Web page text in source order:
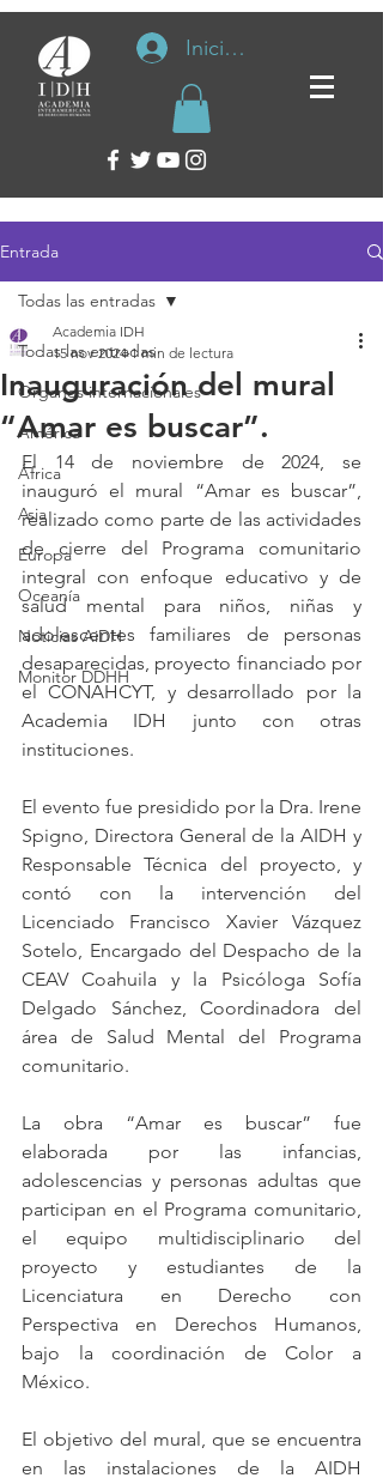
Iniciar sesión
Entrada
Todas las entradas
Organos internacionales
América
África
Asia
Europa
Oceanía
Noticias AiDH
Monitor DDHH
Todas las entradas
Inauguración del mural
“Amar es buscar”.
Academia IDH
15 nov 2024 1 min de lectura
El 14 de noviembre de 2024, se
inauguró el mural “Amar es buscar”,
realizado como parte de las actividades
de cierre del Programa comunitario
integral con enfoque educativo y de
salud mental para niños, niñas y
adolescentes familiares de personas
desaparecidas, proyecto financiado por
el CONAHCYT, y desarrollado por la
Academia IDH junto con otras
instituciones.
El evento fue presidido por la Dra. Irene
Spigno, Directora General de la AIDH y
Responsable Técnica del proyecto, y
contó con la intervención del
Licenciado Francisco Xavier Vázquez
Sotelo, Encargado del Despacho de la
CEAV Coahuila y la Psicóloga Sofía
Delgado Sánchez, Coordinadora del
área de Salud Mental del Programa
comunitario.
La obra “Amar es buscar” fue
elaborada por las infancias,
adolescencias y personas adultas que
participan en el Programa comunitario,
el equipo multidisciplinario del
proyecto y estudiantes de la
Licenciatura en Derecho con
Perspectiva en Derechos Humanos,
bajo la coordinación de Color a
México.
El objetivo del mural, que se encuentra
en las instalaciones de la AIDH